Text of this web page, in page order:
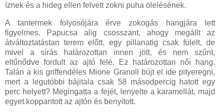
íznek és a hideg ellen felvett zokni puha ölelésének.
A tantermek folyosójára érve zokogás hangjára lett
figyelmes. Papucsa alig csosszant, ahogy megállt az
átváltoztatástan terem előtt, egy pillanatig csak fülelt, de
mivel a sírás határozottan innen jött, és nem szűnt,
eltűnődve fordult az ajtó felé. Ez határozottan női hang.
Talán a kis griffendéles Mione Granoll bújt el ide pityeregni,
mert a legutóbbi bájitala csak 58 másodpercig hatott egy
perc helyett? Megingatta a fejét, lenyelte a karamellát, majd
egyet koppantott az ajtón és benyitott.